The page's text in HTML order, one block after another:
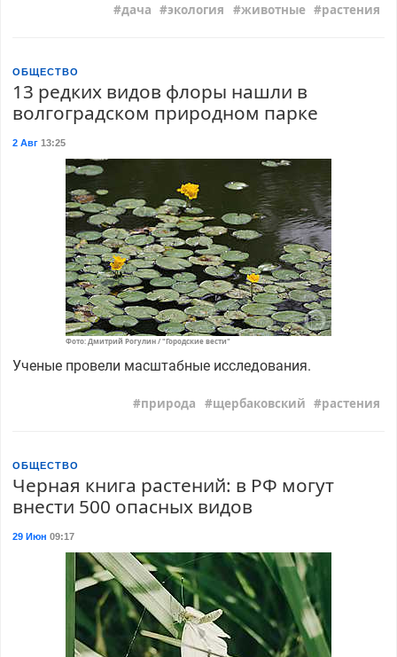
дача экология животные растения
ОБЩЕСТВО
13 редких видов флоры нашли в
волгоградском природном парке
2 Авг13:25
Фото: Дмитрий Рогулин / "Городские вести"
Ученые провели масштабные исследования.
природа щербаковский растения
ОБЩЕСТВО
Черная книга растений: в РФ могут
внести 500 опасных видов
29 Июн 09:17